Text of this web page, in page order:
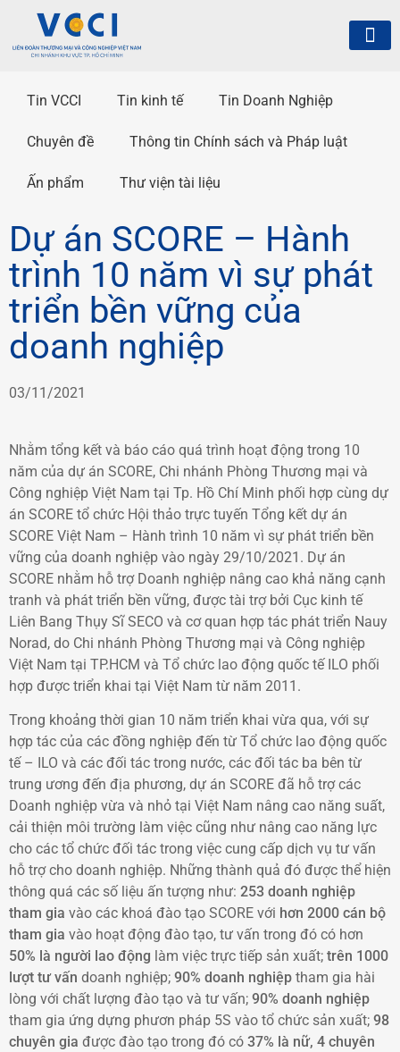
Tin VCCI Tin kinh tế Tin Doanh Nghiệp
Chuyên đề Thông tin Chính sách và Pháp luật
Ấn phẩm Thư viện tài liệu
Dự án SCORE – Hành
trình 10 năm vì sự phát
triển bền vững của
doanh nghiệp
03/11/2021
Nhằm tổng kết và báo cáo quá trình hoạt động trong 10
năm của dự án SCORE, Chi nhánh Phòng Thương mại và
Công nghiệp Việt Nam tại Tp. Hồ Chí Minh phối hợp cùng dự
án SCORE tổ chức Hội thảo trực tuyến Tổng kết dự án
SCORE Việt Nam – Hành trình 10 năm vì sự phát triển bền
vững của doanh nghiệp vào ngày 29/10/2021. Dự án
SCORE nhằm hỗ trợ Doanh nghiệp nâng cao khả năng cạnh
tranh và phát triển bền vững, được tài trợ bởi Cục kinh tế
Liên Bang Thụy Sĩ SECO và cơ quan hợp tác phát triển Nauy
Norad, do Chi nhánh Phòng Thương mại và Công nghiệp
Việt Nam tại TP.HCM và Tổ chức lao động quốc tế ILO phối
hợp được triển khai tại Việt Nam từ năm 2011.
Trong khoảng thời gian 10 năm triển khai vừa qua, với sự
hợp tác của các đồng nghiệp đến từ Tổ chức lao động quốc
tế – ILO và các đối tác trong nước, các đối tác ba bên từ
trung ương đến địa phương, dự án SCORE đã hỗ trợ các
Doanh nghiệp vừa và nhỏ tại Việt Nam nâng cao năng suất,
cải thiện môi trường làm việc cũng như nâng cao năng lực
cho các tổ chức đối tác trong việc cung cấp dịch vụ tư vấn
hỗ trợ cho doanh nghiệp. Những thành quả đó được thể hiện
thông quá các số liệu ấn tượng như: 253 doanh nghiệp
tham gia vào các khoá đào tạo SCORE với hơn 2000 cán bộ
tham gia vào hoạt động đào tạo, tư vấn trong đó có hơn
50% là người lao động làm việc trực tiếp sản xuất; trên 1000
lượt tư vấn doanh nghiệp; 90% doanh nghiệp tham gia hài
lòng với chất lượng đào tạo và tư vấn; 90% doanh nghiệp
tham gia ứng dựng phươn pháp 5S vào tổ chức sản xuất; 98
chuyên gia được đào tạo trong đó có 37% là nữ, 4 chuyên